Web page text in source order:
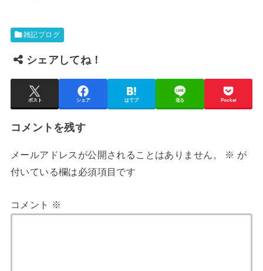
雑記ブログ
シェアしてね！
ポスト シェア はてブ 送る Pocket
コメントを残す
メールアドレスが公開されることはありません。 ※ が
付いている欄は必須項目です
コメント ※